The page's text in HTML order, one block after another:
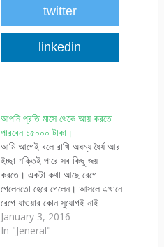
twitter
linkedin
আপনি প্রতি মাসে থেকে আয় করতে
পারবেন ১৫০০০ টাকা।
আমি আগেই বলে রাখি অধম্য ধৈর্য আর
ইচ্ছা শক্তিই পারে সব কিছু জয়
করতে। একটা কথা আছে রেগে
গেলেনতো হেরে গেলেন। আসলে এখানে
রেগে যাওয়ার কোন সুযোগই নাই
আপনার কাছে। কারণ অন্যর পকেট এর
টাকা আপনার পকেটে আসতে হলে কিছু
January 3, 2016
In "Jeneral"